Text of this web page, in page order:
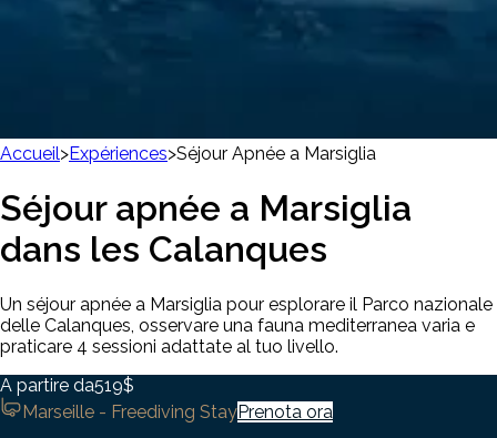
Accueil>Expériences>Séjour Apnée a Marsiglia
Séjour apnée a Marsiglia
dans les Calanques
Un séjour apnée a Marsiglia pour esplorare il Parco nazionale
delle Calanques, osservare una fauna mediterranea varia e
praticare 4 sessioni adattate al tuo livello.
A partire da519$
Marseille - Freediving StayPrenota ora